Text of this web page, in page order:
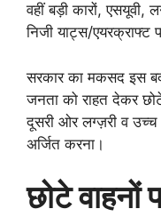
वहीं बड़ी कारों, एसयूवी,
निजी याट्स/एयरक्राफ्ट
सरकार का मकसद इस
जनता को राहत देकर
दूसरी ओर लग्ज़री व उच्च
अर्जित करना।
छोटे वाहनों